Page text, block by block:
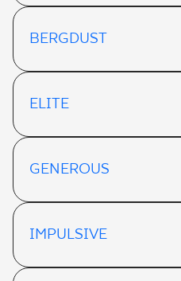
BERGDUST
ELITE
GENEROUS
IMPULSIVE